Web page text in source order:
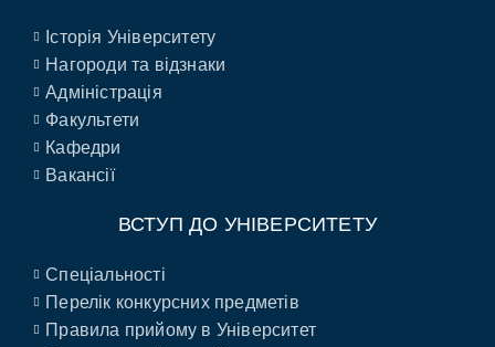
Історія Університету
Нагороди та відзнаки
Адміністрація
Факультети
Кафедри
Вакансії
ВСТУП ДО УНІВЕРСИТЕТУ
Спеціальності
Перелік конкурсних предметів
Правила прийому в Університет